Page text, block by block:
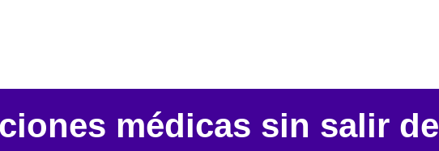
médicas sin salir de